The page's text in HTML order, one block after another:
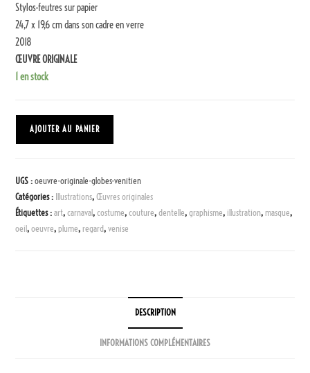
Stylos-feutres sur papier
24,7 x 19,6 cm dans son cadre en verre
2018
ŒUVRE ORIGINALE
1 en stock
AJOUTER AU PANIER
UGS :oeuvre-originale-globes-venitien
Catégories : Illustrations,Œuvres originales
Étiquettes :art,carnaval,costume,couture,dentelle,graphisme, illustration, masque,
oeil,oeuvre,plume, regard,venise
DESCRIPTION
INFORMATIONS COMPLÉMENTAIRES